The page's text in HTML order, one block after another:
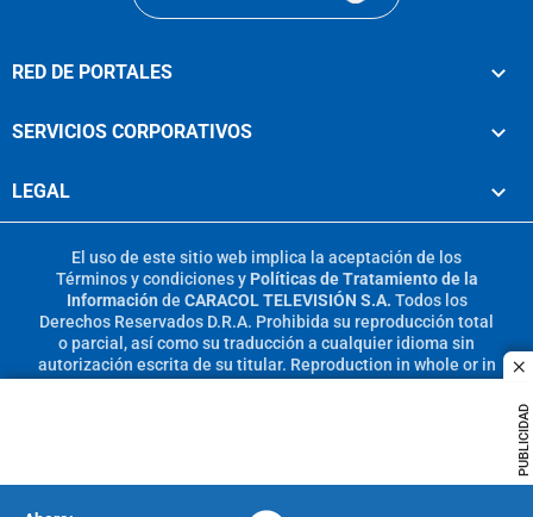
PUBLICIDAD
RED DE PORTALES
SERVICIOS CORPORATIVOS
LEGAL
El uso de este sitio web implica la aceptación de los
Términos y condicionesy Políticas de Tratamiento de la
Información de CARACOL TELEVISIÓN S.A. Todos los
Derechos Reservados D.R.A. Prohibida su reproducción total
o parcial, así como su traducción a cualquier idioma sin
autorización escrita de su titular. Reproduction in whole or in